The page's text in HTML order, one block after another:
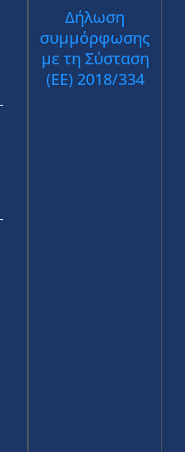
Δήλωση
συμμόρφωσης
με τη Σύσταση
(ΕΕ) 2018/334